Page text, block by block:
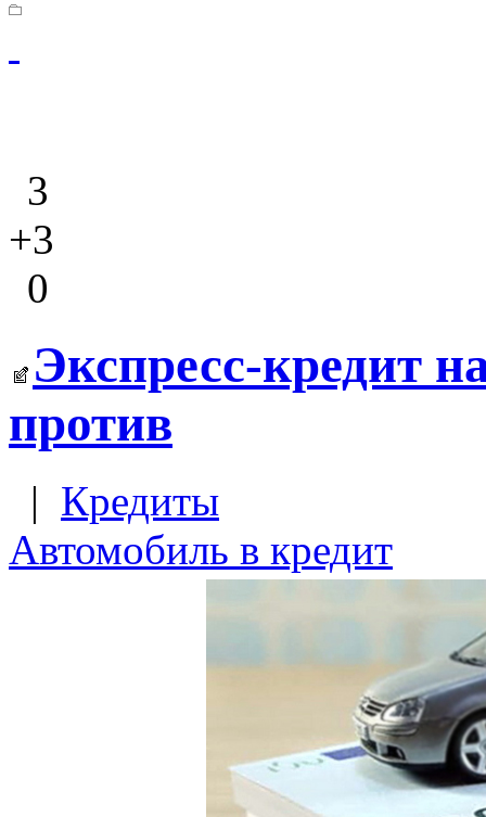
3
+3
0
Экспресс-кредит
против
| Кредиты
Автомобиль в кредит